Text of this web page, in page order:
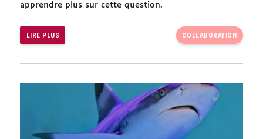
apprendre plus sur cette question.
LIRE PLUS COLLABORATION